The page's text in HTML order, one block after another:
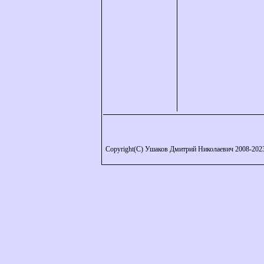
Copyright(C) Ушаков Дмитрий Николаевич 2008-